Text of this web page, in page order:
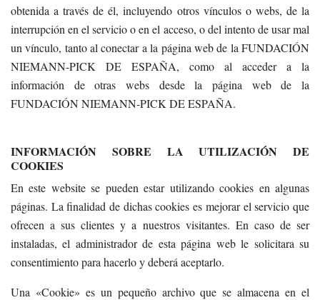
obtenida a través de él, incluyendo otros vínculos o webs, de la
interrupción en el servicio o en el acceso, o del intento de usar mal
un vínculo, tanto al conectar a la página web de la FUNDACIÓN
NIEMANN-PICK DE ESPAÑA, como al acceder a la
información de otras webs desde la página web de la
FUNDACIÓN NIEMANN-PICK DE ESPAÑA.
INFORMACIÓN SOBRE LA UTILIZACIÓN DE
COOKIES
En este website se pueden estar utilizando cookies en algunas
páginas. La finalidad de dichas cookies es mejorar el servicio que
ofrecen a sus clientes y a nuestros visitantes. En caso de ser
instaladas, el administrador de esta página web le solicitara su
consentimiento para hacerlo y deberá aceptarlo.
Una «Cookie» es un pequeño archivo que se almacena en el